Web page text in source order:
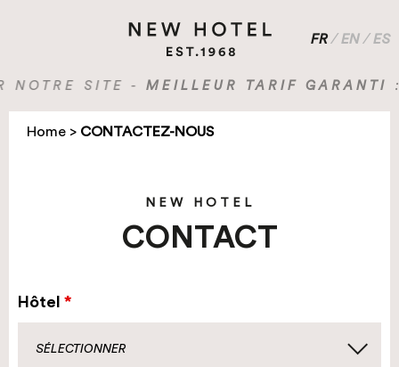
FR / EN / ES
SITE - MEILLEUR TARIF GARANTI:
Home > CONTACTEZ-NOUS
NEW HOTEL
CONTACT
Hôtel